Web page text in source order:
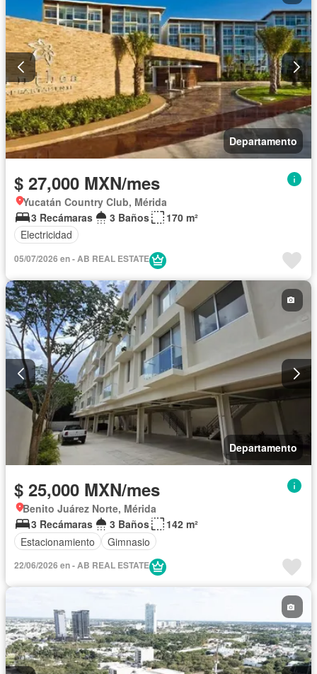
Departamento
$ 27,000 MXN/mes
Yucatán Country Club, Mérida
3 Recámaras
3 Baños
170 m²
Electricidad
05/07/2026 en - AB REAL ESTATE
Departamento
$ 25,000 MXN/mes
Benito Juárez Norte, Mérida
3 Recámaras
3 Baños
142 m²
Estacionamiento
Gimnasio
22/06/2026 en - AB REAL ESTATE